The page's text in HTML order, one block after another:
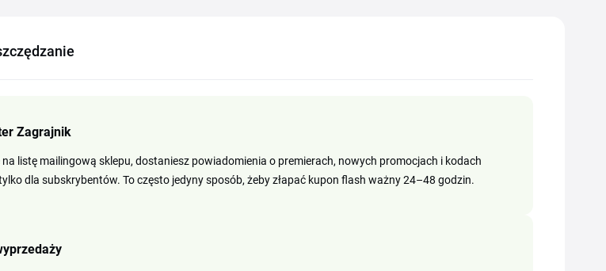
Zagrajnik
na listę mailingową sklepu, dostaniesz powiadomienia o premierach, nowych promocjach i kodach
dla subskrybentów. To często jedyny sposób, żeby złapać kupon flash ważny 24–48 godzin.